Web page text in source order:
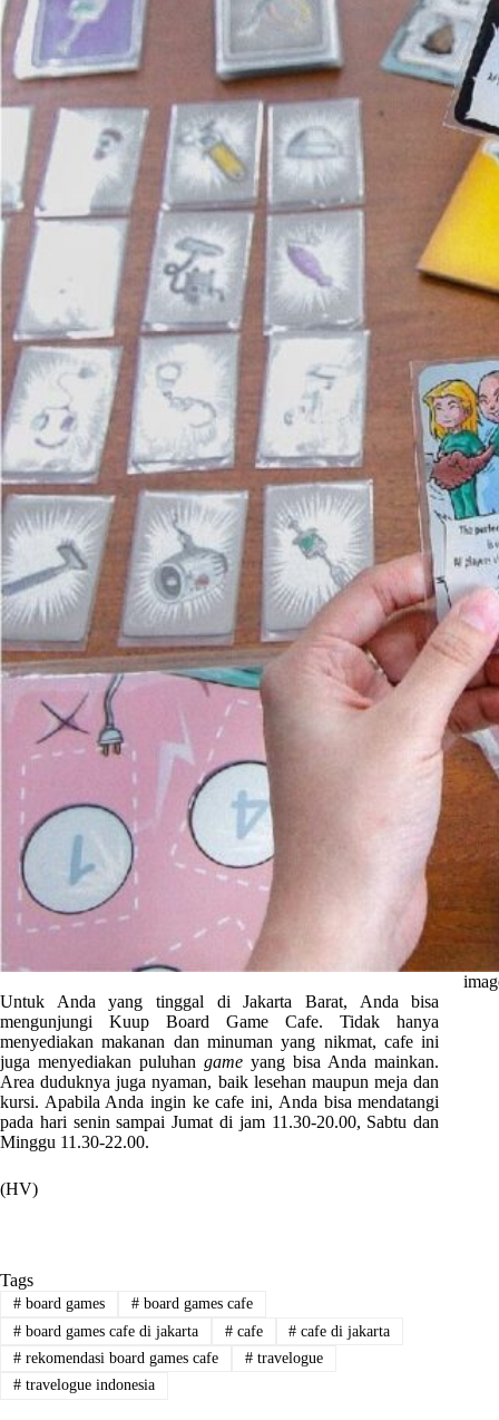
Untuk Anda yang tinggal di Jakarta Barat, Anda bisa
mengunjungi Kuup Board Game Cafe. Tidak hanya
menyediakan makanan dan minuman yang nikmat, cafe ini
juga menyediakan puluhangame yang bisa Anda mainkan.
Area duduknya juga nyaman, baik lesehan maupun meja dan
kursi. Apabila Anda ingin ke cafe ini, Anda bisa mendatangi
pada hari senin sampai Jumat di jam 11.30-20.00, Sabtu dan
Minggu 11.30-22.00.
(HV)
Tags
#board games #board games cafe
#board games cafe di jakarta #cafe # cafe di jakarta
#rekomendasi board games cafe #travelogue
#travelogue indonesia